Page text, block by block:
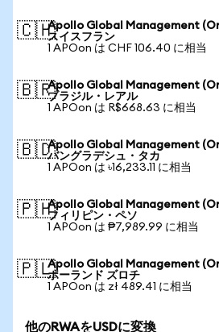
🇨🇭Apollo Global Management
スイスフラン
1 APOon は CHF 106.40 に相当
🇧🇷Apollo Global Management
ブラジル・レアル
1 APOon は R$668.63 に相当
🇧🇩Apollo Global Management
バングラデシュ・タカ
1 APOon は ৳16,233.11 に相当
🇵🇭Apollo Global Management
フィリピン・ペソ
1 APOon は ₱7,989.99 に相当
🇵🇱Apollo Global Management
ポーランド ズロチ
1 APOon は zł 489.41 に相当
他のRWAをUSDに変換